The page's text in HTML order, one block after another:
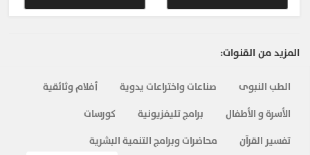
المزيد من القنوات:
الطب النبوى صناعات واختراعات يدوية
أفلام وثائقية
الأسرة و الأطفال
برامج تليفزيونية
كورسات
تفسير القرآن
محاضرات وبرامج التنمية البشرية